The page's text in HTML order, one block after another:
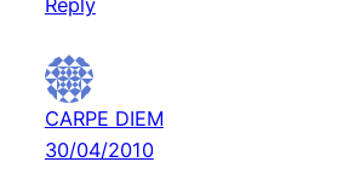
CARPE DIEM
30/04/2010